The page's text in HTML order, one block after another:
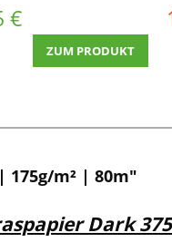
€
ZUM PRODUKT
m² | 80m"
Dark